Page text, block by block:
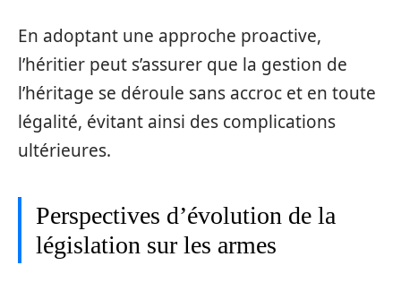
En adoptant une approche proactive,
l’héritier peut s’assurer que la gestion de
l’héritage se déroule sans accroc et en toute
légalité, évitant ainsi des complications
ultérieures.
Perspectives d’évolution de la
législation sur les armes